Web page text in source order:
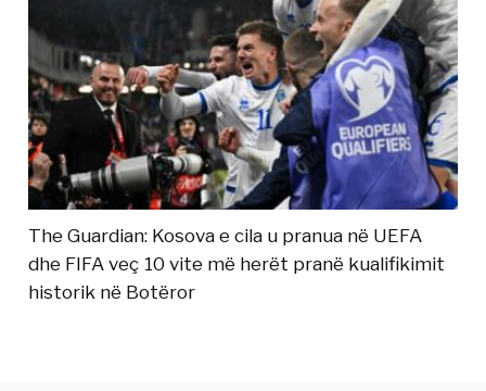
The Guardian: Kosova e cila u pranua në UEFA
dhe FIFA veç 10 vite më herët pranë kualifikimit
historik në Botëror